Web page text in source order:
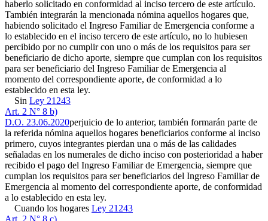
haberlo solicitado en conformidad al inciso tercero de este artículo.
También integrarán la mencionada nómina aquellos hogares que,
habiendo solicitado el Ingreso Familiar de Emergencia conforme a
lo establecido en el inciso tercero de este artículo, no lo hubiesen
percibido por no cumplir con uno o más de los requisitos para ser
beneficiario de dicho aporte, siempre que cumplan con los requisitos
para ser beneficiario del Ingreso Familiar de Emergencia al
momento del correspondiente aporte, de conformidad a lo
establecido en esta ley.
Sin Ley 21243
Art. 2 N° 8 b)
D.O. 23.06.2020perjuicio de lo anterior, también formarán parte de
la referida nómina aquellos hogares beneficiarios conforme al inciso
primero, cuyos integrantes pierdan una o más de las calidades
señaladas en los numerales de dicho inciso con posterioridad a haber
recibido el pago del Ingreso Familiar de Emergencia, siempre que
cumplan los requisitos para ser beneficiarios del Ingreso Familiar de
Emergencia al momento del correspondiente aporte, de conformidad
a lo establecido en esta ley.
Cuando los hogares Ley 21243
Art. 2 N° 8 c)